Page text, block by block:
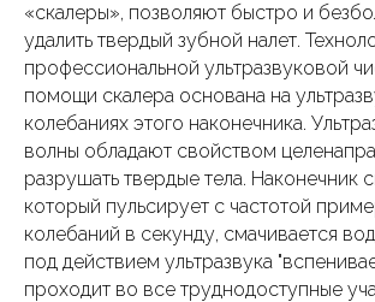
«скалеры», позволяют быстро и
удалить твердый зубной налет.
профессиональной ультразвуковой
помощи скалера основана на
колебаниях этого наконечника.
волны обладают свойством
разрушать твердые тела. Наконечник
который пульсирует с частотой
колебаний в секунду, смачивается
под действием ультразвука
проходит во все труднодоступные